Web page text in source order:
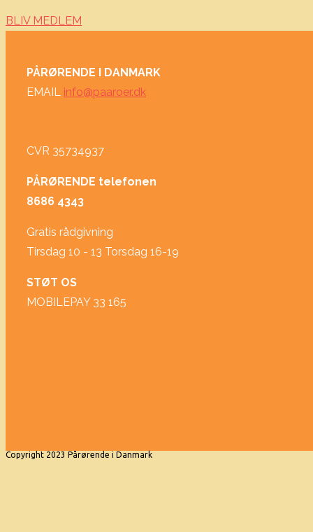
BLIV MEDLEM
PÅRØRENDE I DANMARK
EMAIL info@paaroer.dk
CVR 35734937
PÅRØRENDE telefonen
8686 4343
Gratis rådgivning
Tirsdag 10 - 13 Torsdag 16-19
STØT OS
MOBILEPAY 33 165
Copyright 2023 Pårørende i Danmark